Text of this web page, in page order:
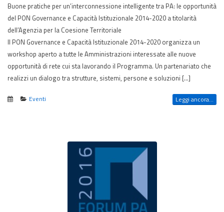
Buone pratiche per un’interconnessione intelligente tra PA: le opportunità
del PON Governance e Capacità Istituzionale 2014-2020 a titolarità
dell’Agenzia per la Coesione Territoriale
Il PON Governance e Capacità Istituzionale 2014-2020 organizza un
workshop aperto a tutte le Amministrazioni interessate alle nuove
opportunità di rete cui sta lavorando il Programma. Un partenariato che
realizzi un dialogo tra strutture, sistemi, persone e soluzioni […]
Eventi Leggi ancora...